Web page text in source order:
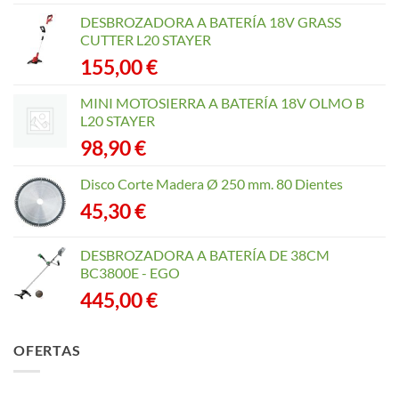
DESBROZADORA A BATERÍA 18V GRASS
CUTTER L20 STAYER
155,00€
MINI MOTOSIERRA A BATERÍA 18V OLMO B
L20 STAYER
98,90€
Disco Corte Madera Ø 250 mm. 80 Dientes
45,30€
DESBROZADORA A BATERÍA DE 38CM
BC3800E - EGO
445,00€
OFERTAS